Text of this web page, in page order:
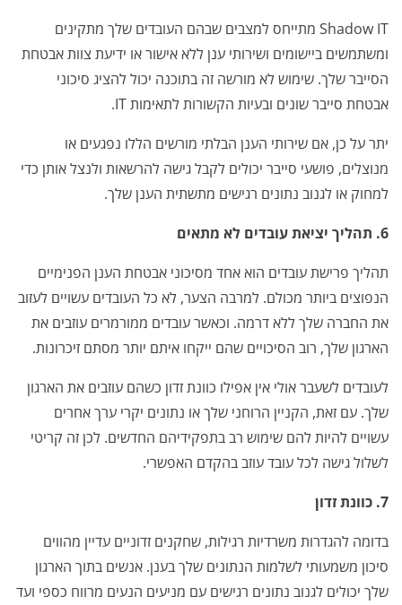
Shadow IT מתייחס למצבים שבהם העובדים שלך מתקינים
ומשתמשים ביישומים ושירותי ענן ללא אישור או ידיעת צוות אבטחת
הסייבר שלך. שימוש לא מורשה זה בתוכנה יכול להציג סיכוני
אבטחת סייבר שונים ובעיות הקשורות לתאימות IT.
יתר על כן, אם שירותי הענן הבלתי מורשים הללו נפגעים או
מנוצלים, פושעי סייבר יכולים לקבל גישה להרשאות ולנצל אותן כדי
למחוק או לגנוב נתונים רגישים מתשתית הענן שלך.
6. תהליך יציאת עובדים לא מתאים
תהליך פרישת עובדים הוא אחד מסיכוני אבטחת הענן הפנימיים
הנפוצים ביותר מכולם. למרבה הצער, לא כל העובדים עשויים לעזוב
את החברה שלך ללא דרמה. וכאשר עובדים ממורמרים עוזבים את
הארגון שלך, רוב הסיכויים שהם ייקחו איתם יותר מסתם זיכרונות.
לעובדים לשעבר אולי אין אפילו כוונת זדון כשהם עוזבים את הארגון
שלך. עם זאת, הקניין הרוחני שלך או נתונים יקרי ערך אחרים
עשויים להיות להם שימוש רב בתפקידיהם החדשים. לכן זה קריטי
לשלול גישה לכל עובד עוזב בהקדם האפשרי.
7. כוונת זדון
בדומה להגדרות משרדיות רגילות, שחקנים זדוניים עדיין מהווים
סיכון משמעותי לשלמות הנתונים שלך בענן. אנשים בתוך הארגון
שלך יכולים לגנוב נתונים רגישים עם מניעים הנעים מרווח כספי ועד